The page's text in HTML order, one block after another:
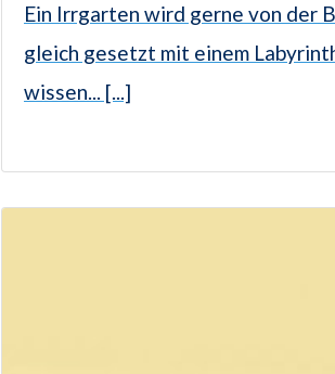
Ein Irrgarten wird gerne von der
gleich gesetzt mit einem
wissen... [...]